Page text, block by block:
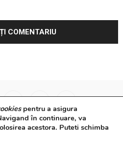
Interviuri
Video
pentru a asigura
în continuare, va
acestora. Puteti schimba